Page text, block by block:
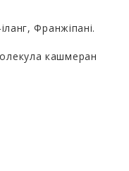
іланг, Франжіпані.
кашмеран